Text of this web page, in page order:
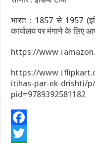
भारत : 1857 से 1957
कार्यालय पर मंगाने के लिए
https://
https://
itihas-par-ek-drishti/
pid=9789392581182
F